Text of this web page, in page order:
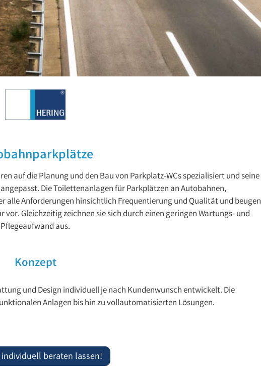
auf die Planung und den Bau von Parkplatz-WCs spezialisiert und seine
Die Toilettenanlagen für Parkplätzen an Autobahnen,
Anforderungen hinsichtlich Frequentierung und Qualität und beugen
Gleichzeitig zeichnen sie sich durch einen geringen Wartungs- und
Pflegeaufwand aus.
Konzept
und Design individuell je nach Kundenwunsch entwickelt. Die
Anlagen bis hin zu vollautomatisierten Lösungen.
beraten lassen!